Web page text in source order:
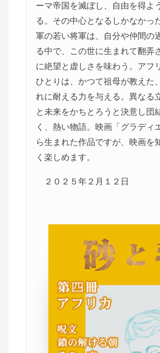
ーマ帝国を滅ぼし、自由を得よ
る。その中心となるしかなかっ
軍の若い将軍は、自分や仲間の
る中で、この世に生まれて翻弄
に絶望と虚しさを味わう。アフ
ひとりは、かつて祖母が教えた
れに耐える力を与える。異なる
と未来をかちとろうと決意し団
く、熱い物語。映画「グラディ
ら生まれた作品ですが、映画を
く楽しめます。
２０２５年２月１２日